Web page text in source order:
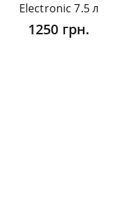
Electronic 7.5 л
1250 грн.